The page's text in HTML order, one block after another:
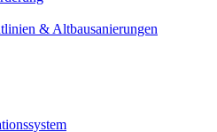
& Altbausanierungen